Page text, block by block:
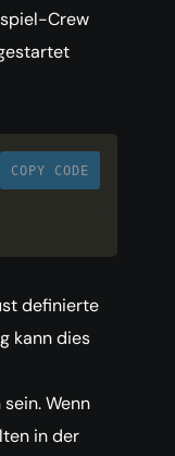
Crew
COPY CODE
definierte
kann dies
Wenn
in der